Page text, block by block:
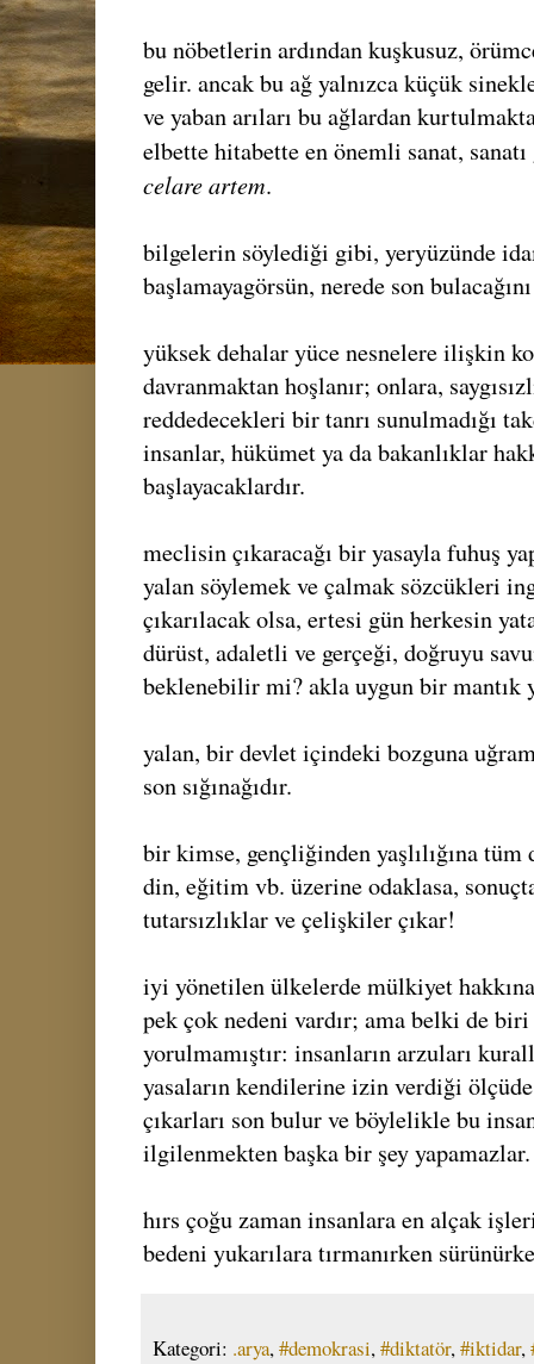
bu nöbetlerin ardından kuşkusuz,
gelir. ancak bu ağ yalnızca küçük
ve yaban arıları bu ağlardan
elbette hitabette en önemli sanat,
celare artem.
bilgelerin söylediği gibi, yeryüzünde
başlamayagörsün, nerede son
yüksek dehalar yüce nesnelere ilişkin
davranmaktan hoşlanır; onlara,
reddedecekleri bir tanrı sunulmadığı
insanlar, hükümet ya da bakanlıklar
başlayacaklardır.
meclisin çıkaracağı bir yasayla fuhuş
yalan söylemek ve çalmak sözcükleri
çıkarılacak olsa, ertesi gün herkesin
dürüst, adaletli ve gerçeği, doğruyu
beklenebilir mi? akla uygun bir
yalan, bir devlet içindeki bozguna
son sığınağıdır.
bir kimse, gençliğinden yaşlılığına
din, eğitim vb. üzerine odaklasa,
tutarsızlıklar ve çelişkiler çıkar!
iyi yönetilen ülkelerde mülkiyet
pek çok nedeni vardır; ama belki de
yorulmamıştır: insanların arzuları
yasaların kendilerine izin verdiği
çıkarları son bulur ve böylelikle bu
ilgilenmekten başka bir şey yapamazlar.
hırs çoğu zaman insanlara en alçak
bedeni yukarılara tırmanırken
Kategori: .arya,#demokrasi,#diktatör,#iktidar,